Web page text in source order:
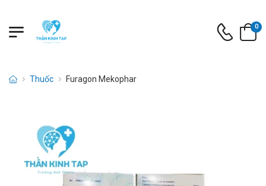
0
Thuốc Furagon Mekophar